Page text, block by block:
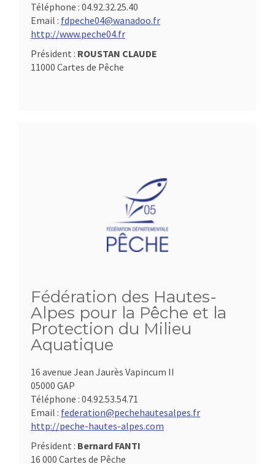
Téléphone : 04.92.32.25.40
Email : fdpeche04@wanadoo.fr
http://www.peche04.fr
Président : ROUSTAN CLAUDE
11000 Cartes de Pêche
Fédération des Hautes-
Alpes pour la Pêche et la
Protection du Milieu
Aquatique
16 avenue Jean Jaurès Vapincum II
05000 GAP
Téléphone : 04.92.53.54.71
Email : federation@pechehautesalpes.fr
http://peche-hautes-alpes.com
Président : Bernard FANTI
16 000 Cartes de Pêche